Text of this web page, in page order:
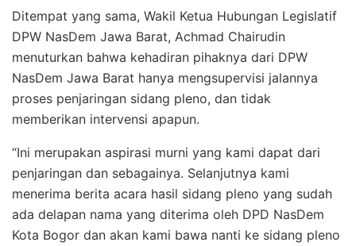
Ditempat yang sama, Wakil Ketua Hubungan Legislatif
DPW NasDem Jawa Barat, Achmad Chairudin
menuturkan bahwa kehadiran pihaknya dari DPW
NasDem Jawa Barat hanya mengsupervisi jalannya
proses penjaringan sidang pleno, dan tidak
memberikan intervensi apapun.
“Ini merupakan aspirasi murni yang kami dapat dari
penjaringan dan sebagainya. Selanjutnya kami
menerima berita acara hasil sidang pleno yang sudah
ada delapan nama yang diterima oleh DPD NasDem
Kota Bogor dan akan kami bawa nanti ke sidang pleno